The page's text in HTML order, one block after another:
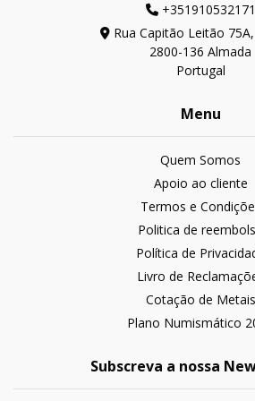
+351910532171
Rua Capitão Leitão
2800-136 Almada
Portugal
Menu
Quem Somos
Apoio ao cliente
Termos e
Politica de
Política de
Livro de
Cotação de Metais
Plano Numismático
Subscreva a nossa